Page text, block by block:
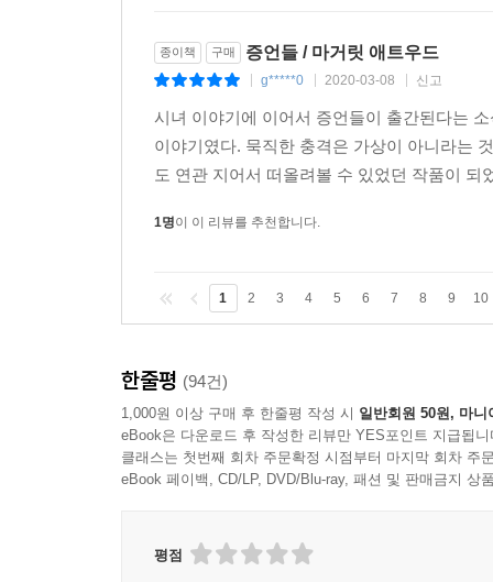
종이책 구매 증언들 / 마거릿 애트우드
g*****0 2020-03-08 신고
시녀 이야기에 이어서 증언들이 출간된다는
이야기였다. 묵직한 충격은 가상이 아니라는
도 연관 지어서 떠올려볼 수 있었던 작품이
1명이 이 리뷰를 추천합니다.
1 2 3 4 5 6 7 8 9 10
한줄평 (94건)
1,000원 이상 구매 후 한줄평 작성 시 일반회원 50원, 마니
eBook은 다운로드 후 작성한 리뷰만 YES포인트 지급됩니
클래스는 첫번째 회차 주문확정 시점부터 마지막 회차 주
eBook 페이백, CD/LP, DVD/Blu-ray, 패션 및 판매금지 상
평점